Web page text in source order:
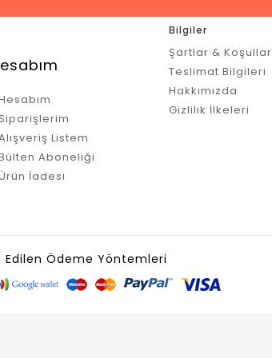
Listem
Aboneliği
İadesi
Bilgiler
Şartlar & Koşullar
Teslimat Bilgileri
Hakkımızda
Gizlilik İlkeleri
Edilen Ödeme Yöntemleri